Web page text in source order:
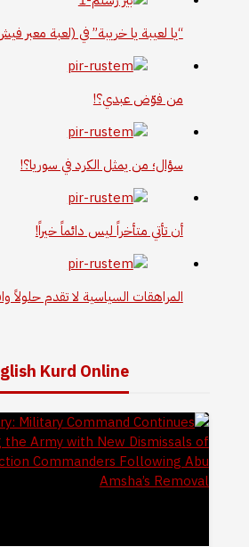
“يا لعيبة يا خريبة” في (لعبة معبر
من فوّض عبدي؟!
سؤال؛ من يمثل الكرد في سوريا؟!
أن تأتي متأخراً ليس دائماً خيراً!
المراهقات السياسية لا تقدم حلولاً
Kurd Online